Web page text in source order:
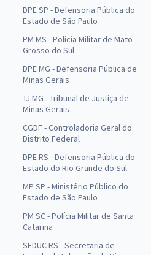
DPE SP - Defensoria Pública do
Estado de São Paulo
PM MS - Polícia Militar de Mato
Grosso do Sul
DPE MG - Defensoria Pública de
Minas Gerais
TJ MG - Tribunal de Justiça de
Minas Gerais
CGDF - Controladoria Geral do
Distrito Federal
DPE RS - Defensoria Pública do
Estado do Rio Grande do Sul
MP SP - Ministério Público do
Estado de São Paulo
PM SC - Polícia Militar de Santa
Catarina
SEDUC RS - Secretaria de